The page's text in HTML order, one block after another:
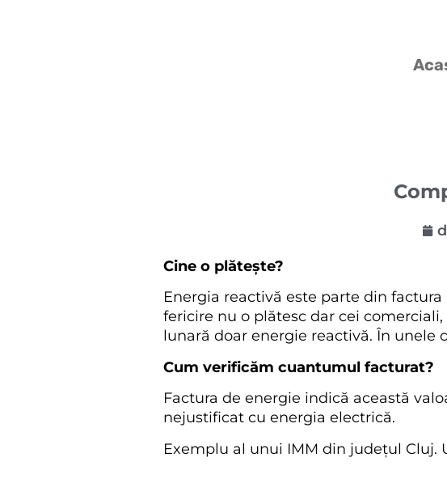
Cine o plătește?
Energia reactivă este parte din
fericire nu o plătesc dar cei
lunară doar energie reactivă. În unele
Cum verificăm cuantumul facturat?
Factura de energie indică această
nejustificat cu energia electrică.
Exemplu al unui IMM din județul Cluj.